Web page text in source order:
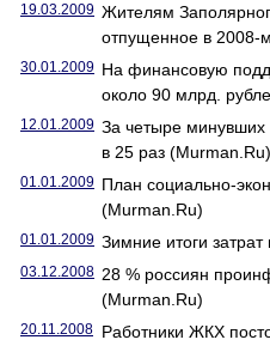
19.03.2009 Жителям
отпущенное в 2008-
30.01.2009 На финансовую
около 90 млрд.
12.01.2009 За четыре
в 25 раз (Murman.Ru)
01.01.2009 План социально-
(Murman.Ru)
01.01.2009 Зимние итоги
03.12.2008 28 % россиян
(Murman.Ru)
20.11.2008 Работники ЖКХ